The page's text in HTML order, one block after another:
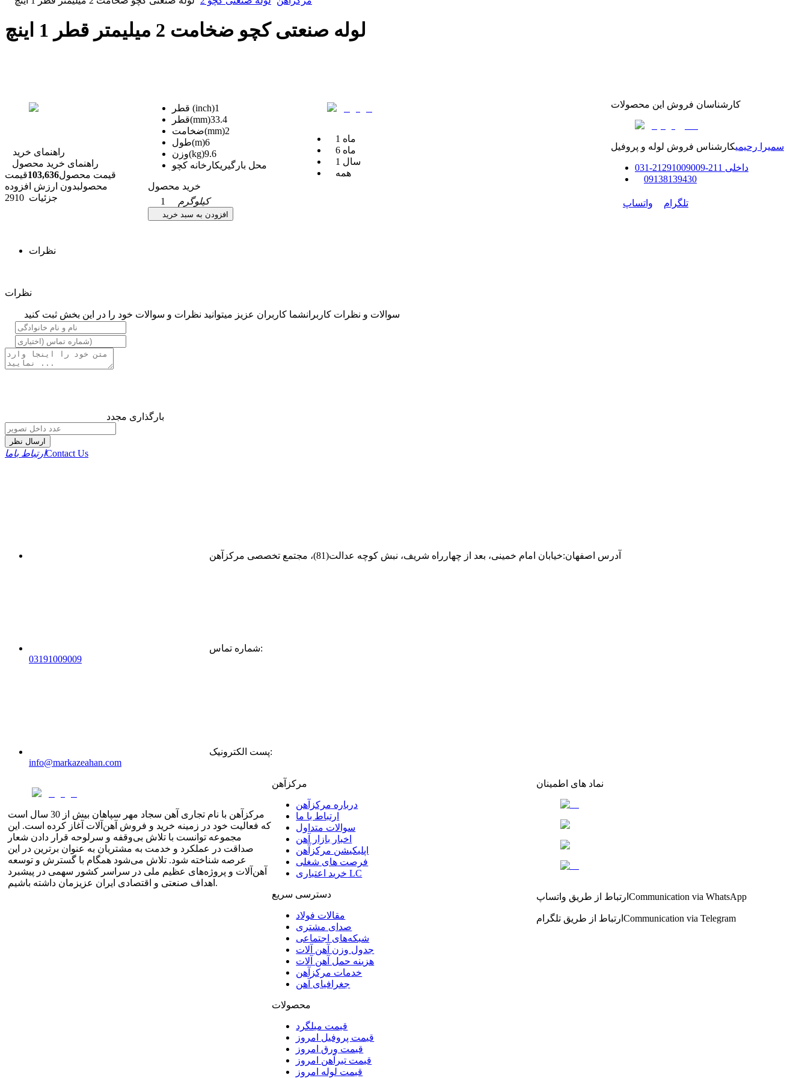
لوله صنعتی کچو ضخامت 2 میلیمتر قطر 1 اینچ
راهنمای خرید
راهنمای خرید محصول
قیمت محصول103,636قیمت
محصولبدون ارزش افزوده
2910 جزئیات
قطر (inch)1
قطر(mm)33.4
ضخامت(mm)2
طول(m)6
وزن(kg)9.6
محل بارگیریکارخانه کچو
خرید محصول
1
کیلوگرم
افزودن به سبد خرید
1 ماه
6 ماه
1 سال
همه
کارشناسان فروش این محصولات
سمیرا رحیمیکارشناس فروش لوله و پروفیل
داخلی 211-212
91009009
-
031
09138139430
تلگرام واتساپ
نظرات
نظرات
سوالات و نظرات کاربرانشما کاربران عزیز میتوانید نظرات و سوالات خود را در این بخش ثبت کنید
بارگذاری مجدد
ارسال نظر
ارتباط باماContact Us
آدرس اصفهان:خیابان امام خمینی، بعد از چهارراه شریف، نبش کوچه عدالت(81)، مجتمع تخصصی مرکزآهن
شماره تماس:
03191009009
پست الکترونیک:
info@markazeahan.com
مرکزآهن با نام تجاری آهن سجاد مهر سپاهان بیش از 30 سال است
که فعالیت خود در زمینه خرید و فروش آهن‌آلات آغاز کرده است. این
مجموعه توانست با تلاش بی‌وقفه و سرلوحه قرار دادن شعار
صداقت در عملکرد و خدمت به مشتریان به عنوان برترین در این
عرصه شناخته شود. تلاش می‌شود همگام با گسترش و توسعه
آهن‌آلات و پروژه‌های عظیم ملی در سراسر کشور سهمی در پیشبرد
اهداف صنعتی و اقتصادی ایران عزیزمان داشته باشیم.
مرکزآهن
درباره مرکزآهن
ارتباط با ما
سوالات متداول
اخبار بازار آهن
اپلیکیشن مرکزآهن
فرصت های شغلی
خرید اعتباری LC
دسترسی سریع
مقالات فولاد
صدای مشتری
شبکه‌های اجتماعی
جدول وزن آهن آلات
هزینه حمل آهن آلات
خدمات مرکزآهن
جغرافیای آهن
محصولات
قیمت میلگرد
قیمت پروفیل امروز
قیمت ورق امروز
قیمت تیرآهن امروز
قیمت لوله امروز
نماد های اطمینان
ارتباط از طریق واتساپ Communication via WhatsApp
ارتباط از طریق تلگرام Communication via Telegram